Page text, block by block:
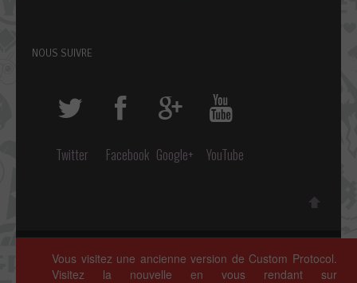
NOUS SUIVRE
Twitter Facebook Google+ YouTube
Copyright © 2014 ~ 2026 • Custom Protocol, Tous droits réservés.
Polices de caractères par
Google Fonts. Icônes parFontello.
Vous visitez une ancienne version de Custom Protocol.
Visitez la nouvelle en vous rendant sur